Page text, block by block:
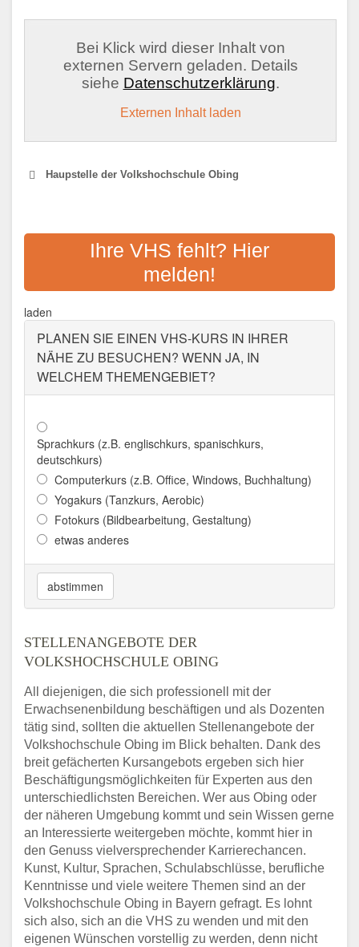
Bei Klick wird dieser Inhalt von
externen Servern geladen. Details
siehe Datenschutzerklärung.
Externen Inhalt laden
Haupstelle der Volkshochschule Obing
VOLKSHOCHSCHULE
TROSTBERG
Heinrich-Braun-Straße 6, 83308
Trostberg
Ihre VHS fehlt? Hier
melden!
laden
PLANEN SIE EINEN VHS-KURS IN IHRER
NÄHE ZU BESUCHEN? WENN JA, IN
WELCHEM THEMENGEBIET?
Sprachkurs (z.B. englischkurs, spanischkurs,
deutschkurs)
Computerkurs (z.B. Office, Windows, Buchhaltung)
Yogakurs (Tanzkurs, Aerobic)
Fotokurs (Bildbearbeitung, Gestaltung)
etwas anderes
abstimmen
STELLENANGEBOTE DER
VOLKSHOCHSCHULE OBING
All diejenigen, die sich professionell mit der
Erwachsenenbildung beschäftigen und als Dozenten
tätig sind, sollten die aktuellen Stellenangebote der
Volkshochschule Obing im Blick behalten. Dank des
breit gefächerten Kursangebots ergeben sich hier
Beschäftigungsmöglichkeiten für Experten aus den
unterschiedlichsten Bereichen. Wer aus Obing oder
der näheren Umgebung kommt und sein Wissen gerne
an Interessierte weitergeben möchte, kommt hier in
den Genuss vielversprechender Karrierechancen.
Kunst, Kultur, Sprachen, Schulabschlüsse, berufliche
Kenntnisse und viele weitere Themen sind an der
Volkshochschule Obing in Bayern gefragt. Es lohnt
sich also, sich an die VHS zu wenden und mit den
eigenen Wünschen vorstellig zu werden, denn nicht